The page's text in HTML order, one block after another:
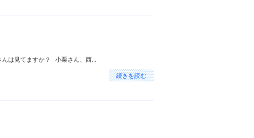
んは見てますか？ 小栗さん、西...
続きを読む